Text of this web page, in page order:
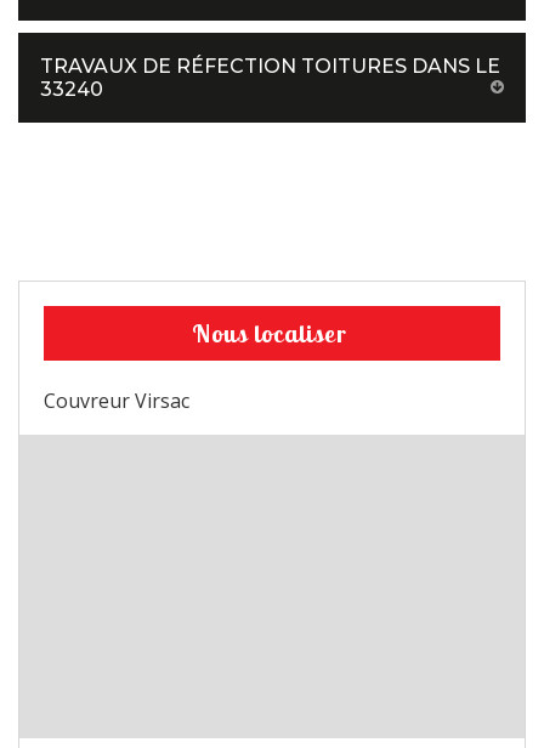
TRAVAUX DE RÉFECTION TOITURES DANS LE
33240
Nous localiser
Couvreur Virsac